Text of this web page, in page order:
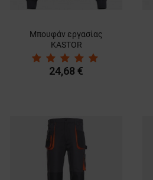
Μπουφάν εργασίας
KASTOR
GREY/BLACK/ORANGE
24,68 €